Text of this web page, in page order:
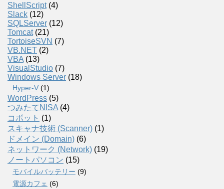
ShellScript(4)
Slack (12)
SQLServer (12)
Tomcat(21)
TortoiseSVN (7)
VB.NET (2)
VBA (13)
VisualStudio (7)
Windows Server (18)
Hyper-V (1)
WordPress (5)
つみたてNISA (4)
コボット (1)
スキャナ技術 (Scanner) (1)
ドメイン (Domain) (6)
ネットワーク (Network) (19)
ノートパソコン (15)
モバイルバッテリー (9)
電源カフェ (6)